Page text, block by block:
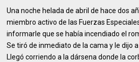
Una noche helada de abril de hace dos
miembro activo de las Fuerzas
informarle que se había incendiado el
Se tiró de inmediato de la cama y le dijo
Llegó corriendo a la dársena donde la